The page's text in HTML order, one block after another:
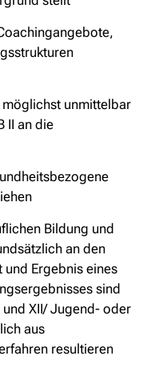
unmittelbar
II an die
Bildung und
an den
Ergebnis eines
sind
und XII/ Jugend- oder
aus
resultieren